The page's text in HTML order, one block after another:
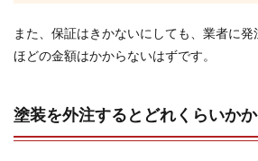
また、保証はきかないにしても、業者に
ほどの金額はかからないはずです。
塗装を外注するとどれくらいか